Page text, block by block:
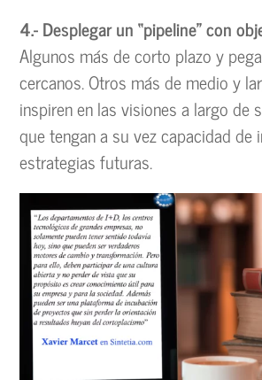
4.- Desplegar un “pipeline” con
Algunos más de corto plazo y
cercanos. Otros más de medio y
inspiren en las visiones a largo de
que tengan a su vez capacidad de
estrategias futuras.